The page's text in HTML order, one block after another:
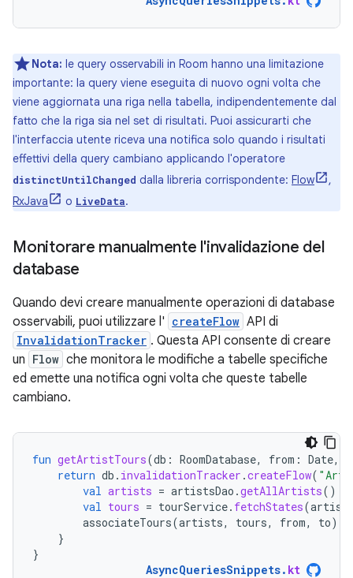
Nota: le query osservabili in Room hanno una limitazione
importante: la query viene eseguita di nuovo ogni volta che
viene aggiornata una riga nella tabella, indipendentemente dal
fatto che la riga sia nel set di risultati. Puoi assicurarti che
l'interfaccia utente riceva una notifica solo quando i risultati
effettivi della query cambiano applicando l'operatore
distinctUntilChanged dalla libreria corrispondente: Flow
,
RxJava
o LiveData.
Monitorare manualmente l'invalidazione del
database
Quando devi creare manualmente operazioni di database
osservabili, puoi utilizzare l' createFlow API di
InvalidationTracker . Questa API consente di creare
un Flow che monitora le modifiche a tabelle specifiche
ed emette una notifica ogni volta che queste tabelle
cambiano.
fun getArtistTours(db : RoomDatabase, from : Date,
return db . invalidationTracker .createFlow(
val artists = artistsDao .getAllArtists()
val tours = tourService. fetchStates(
associateTours(artists, tours, from, to)
}
}
AsyncQueriesSnippets. kt